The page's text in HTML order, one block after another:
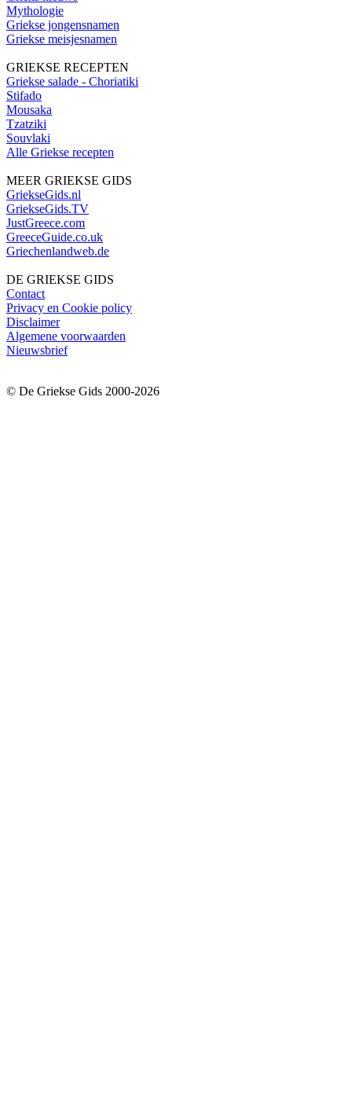
Mythologie
Griekse jongensnamen
Griekse meisjesnamen
GRIEKSE RECEPTEN
Griekse salade - Choriatiki
Stifado
Mousaka
Tzatziki
Souvlaki
Alle Griekse recepten
MEER GRIEKSE GIDS
GriekseGids.nl
GriekseGids.TV
JustGreece.com
GreeceGuide.co.uk
Griechenlandweb.de
DE GRIEKSE GIDS
Contact
Privacy en Cookie policy
Disclaimer
Algemene voorwaarden
Nieuwsbrief
© De Griekse Gids 2000-2026